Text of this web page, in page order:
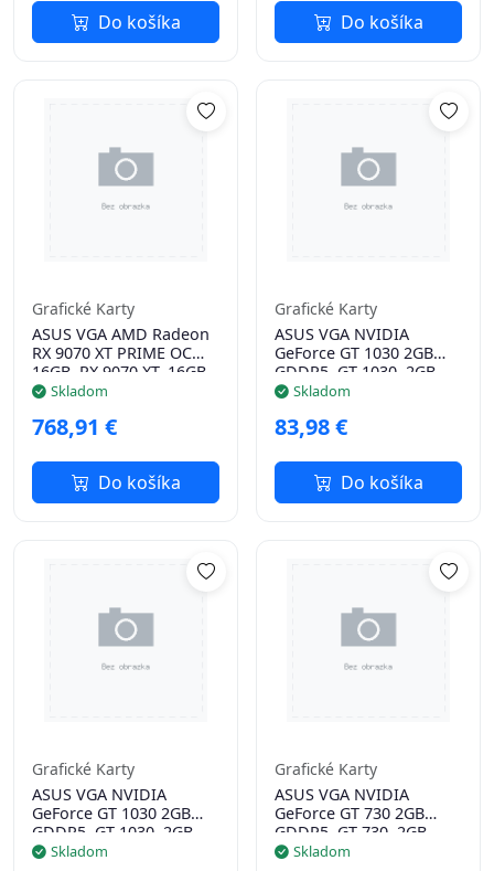
Do košíka Do košíka
Grafické Karty
ASUS VGA AMD Radeon
RX 9070 XT PRIME OC
16GB, RX 9070 XT, 16GB
GDDR6, 3xDP, 1xHDMI
Skladom
768,91 €
Do košíka
Grafické Karty
ASUS VGA NVIDIA
GeForce GT 1030 2GB
GDDR5, GT 1030, 2GB
GDDR5, 1xHDMI
Skladom
83,98 €
Do košíka
Grafické Karty
ASUS VGA NVIDIA
GeForce GT 1030 2GB
GDDR5, GT 1030, 2GB
GDDR5, 1xHDMI
Skladom
Grafické Karty
ASUS VGA NVIDIA
GeForce GT 730 2GB
GDDR5, GT 730, 2GB
GDDR5, 1xHDMI, 1xDVI,
Skladom